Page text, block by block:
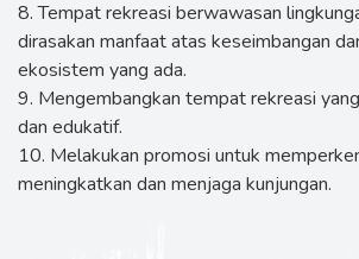
8. Tempat rekreasi berwawasan
dirasakan manfaat atas keseimbangan
ekosistem yang ada.
9. Mengembangkan tempat rekreasi
dan edukatif.
10. Melakukan promosi untuk
meningkatkan dan menjaga kunjungan.